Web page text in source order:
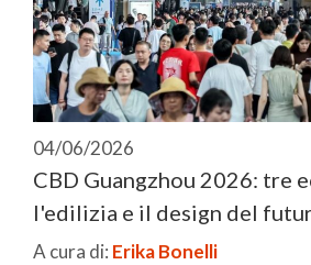
04/06/2026
CBD Guangzhou 2026: tre
l'edilizia e il design del
A cura di: Erika Bonelli